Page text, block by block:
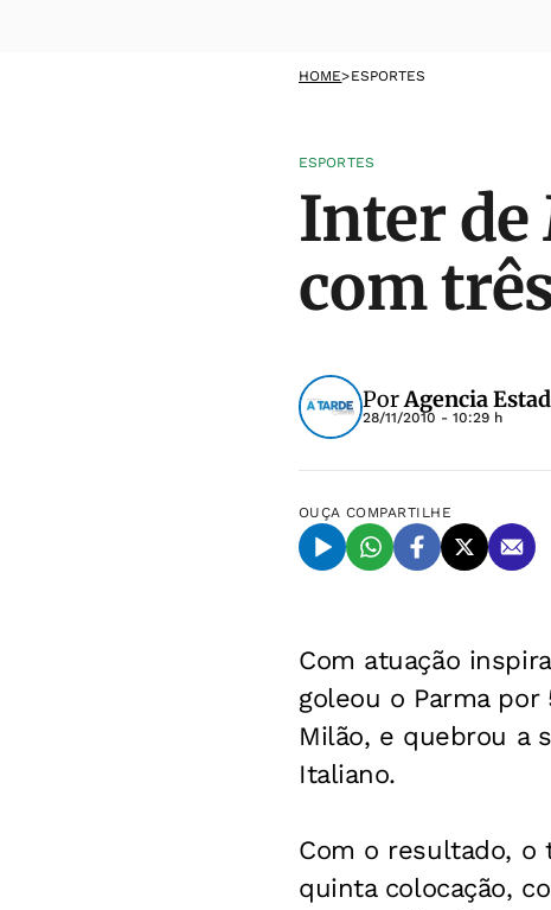
HOME>ESPORTES
ESPORTES
Inter de
com
PorAgencia
28/11/2010 - 10:29 h
OUÇA COMPARTILHE
Com atuação
goleou o Parma
Milão, e quebrou a
Italiano.
Com o resultado, o
quinta colocação,